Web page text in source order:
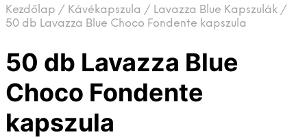
Kezdőlap / Kávékapszula / Lavazza Blue Kapszulák /
50 db Lavazza Blue Choco Fondente kapszula
50 db Lavazza Blue
Choco Fondente
kapszula